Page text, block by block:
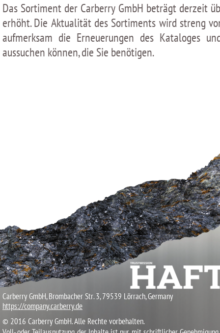
Das Sortiment der Carberry GmbH beträgt derzeit
erhöht. Die Aktualität des Sortiments wird streng
aufmerksam die Erneuerungen des Kataloges
aussuchen können, die Sie benötigen.
Carberry GmbH, Brombacher Str. 3, 79539 Lörrach, Germany
https://company.carberry.de
© 2016 Carberry GmbH. Alle Rechte vorbehalten.